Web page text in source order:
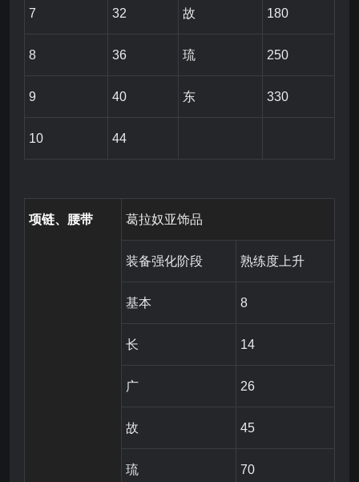
7 32 故 180
8 36 琉 250
9 40 东 330
10 44
项链、 腰带 葛拉奴亚饰品
装备强化阶段 熟练度上升
基本 8
长 14
广 26
故 45
琉 70